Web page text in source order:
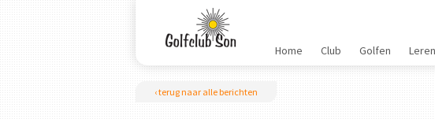
Home Club Golfen
‹ terug naar alle berichten